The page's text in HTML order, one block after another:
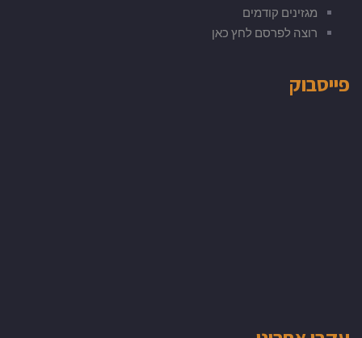
מגזינים קודמים
רוצה לפרסם לחץ כאן
פייסבוק